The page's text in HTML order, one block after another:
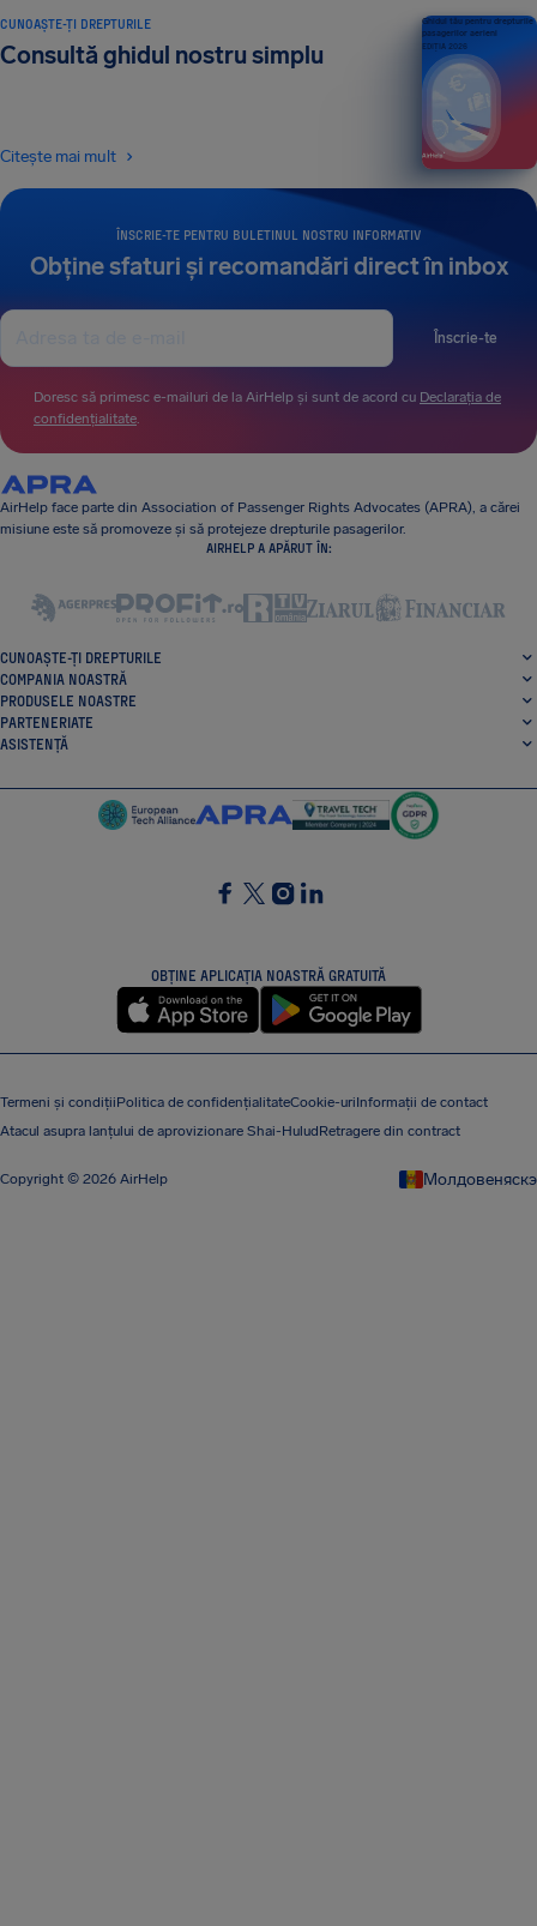
ÎNSCRIE-TE PENTRU BULETINUL NOSTRU INFORMATIV
Obține sfaturi și recomandări direct în inbox
Înscrie-te
Doresc să primesc e-mailuri de la AirHelp și sunt de acord cu Declarația de
confidențialitate.
CUNOAȘTE-ȚI DREPTURILE
Consultă ghidul nostru simplu
Citește mai mult
Ghidul tău pentru drepturile
pasagerilor aerieni
EDIȚIA 2026
AirHelp face parte din Association of Passenger Rights Advocates (APRA), a cărei
misiune este să promoveze și să protejeze drepturile pasagerilor.
AIRHELP A APĂRUT ÎN:
CUNOAȘTE-ȚI DREPTURILE
COMPANIA NOASTRĂ
PRODUSELE NOASTRE
PARTENERIATE
ASISTENȚĂ
OBȚINE APLICAȚIA NOASTRĂ GRATUITĂ
Termeni și condițiiPolitica de confidențialitateCookie-uriInformații de contact
Atacul asupra lanțului de aprovizionare Shai-HuludRetragere din contract
Copyright © 2026 AirHelp Молдовеняскэ